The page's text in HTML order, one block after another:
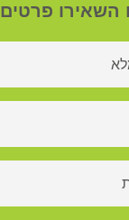
השאירו פרטים